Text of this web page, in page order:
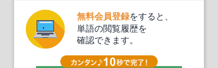
無料会員登録をすると、
単語の閲覧履歴を
確認できます。